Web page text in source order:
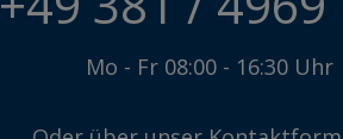
Mo - Fr 08:00 - 16:30 Uhr